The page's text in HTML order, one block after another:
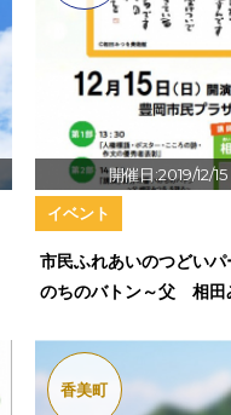
開催日:2019/12/15
イベント
市民ふれあいのつどい
のちのバトン～父 相
香美町